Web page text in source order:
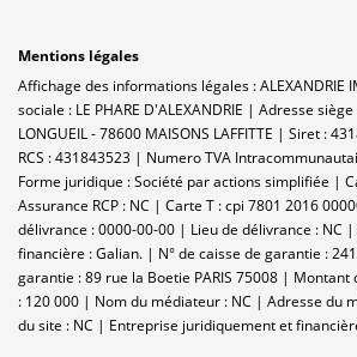
Mentions légales
Affichage des informations légales : ALEXANDRIE
sociale : LE PHARE D'ALEXANDRIE | Adresse
LONGUEIL - 78600 MAISONS LAFFITTE | Siret :
RCS : 431843523 | Numero TVA
Forme juridique : Société par actions simplifiée |
Assurance RCP : NC | Carte T : cpi 7801 2016
délivrance : 0000-00-00 | Lieu de délivrance : NC
financière : Galian. | N° de caisse de garantie :
garantie : 89 rue la Boetie PARIS 75008 |
: 120 000 | Nom du médiateur : NC | Adresse du
du site : NC | Entreprise juridiquement et